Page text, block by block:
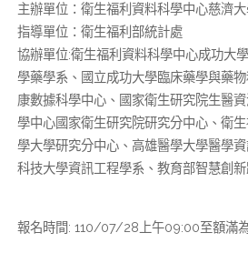
主辦單位：衛生福利資料科學中心慈濟
指導單位：衛生福利部統計處
協辦單位:衛生福利資料科學中心成功大
學藥學系、國立成功大學臨床藥學與藥
康數據科學中心、國家衛生研究院生醫
學中心國家衛生研究院研究分中心、衛
學大學研究分中心、高雄醫學大學醫學
科技大學資訊工程學系、教育部智慧創
報名時間: 110/07/28上午09:00至額滿